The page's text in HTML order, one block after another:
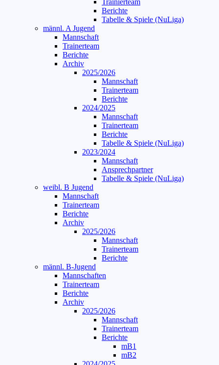
Trainierteam
Berichte
Tabelle & Spiele (NuLiga)
männl. A Jugend
Mannschaft
Trainerteam
Berichte
Archiv
2025/2026
Mannschaft
Trainerteam
Berichte
2024/2025
Mannschaft
Trainerteam
Berichte
Tabelle & Spiele (NuLiga)
2023/2024
Mannschaft
Ansprechpartner
Tabelle & Spiele (NuLiga)
weibl. B Jugend
Mannschaft
Trainerteam
Berichte
Archiv
2025/2026
Mannschaft
Trainerteam
Berichte
männl. B-Jugend
Mannschaften
Trainerteam
Berichte
Archiv
2025/2026
Mannschaft
Trainerteam
Berichte
mB1
mB2